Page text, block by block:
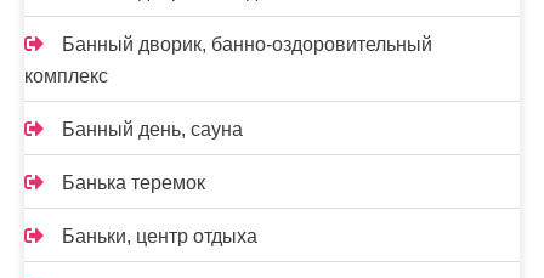
Банный дворик, банно-оздоровительный
комплекс
Банный день, сауна
Банька теремок
Баньки, центр отдыха